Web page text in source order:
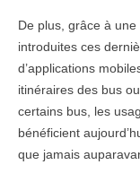
De plus, grâce à
introduites ces
d’applications
itinéraires des bus
certains bus, les
bénéficient
que jamais